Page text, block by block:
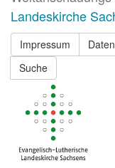
Landeskirche
Impressum
Suche